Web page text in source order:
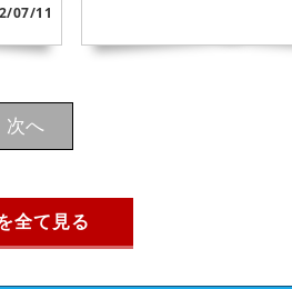
07/11
次へ
全て見る